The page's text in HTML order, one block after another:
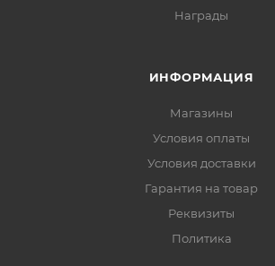
Награды
ИНФОРМАЦИЯ
Магазины
Условия оплаты
Условия доставки
Гарантия на товар
Реквизиты
Политика